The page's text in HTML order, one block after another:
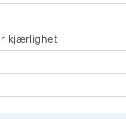
kjærlighet